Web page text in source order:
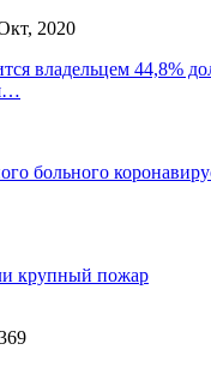
2020
владельцем 44,8%
больного
крупный пожар